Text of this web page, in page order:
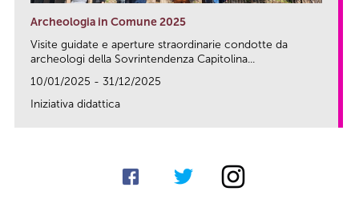
Archeologia in Comune 2025
Visite guidate e aperture straordinarie condotte da
archeologi della Sovrintendenza Capitolina...
10/01/2025 - 31/12/2025
Iniziativa didattica